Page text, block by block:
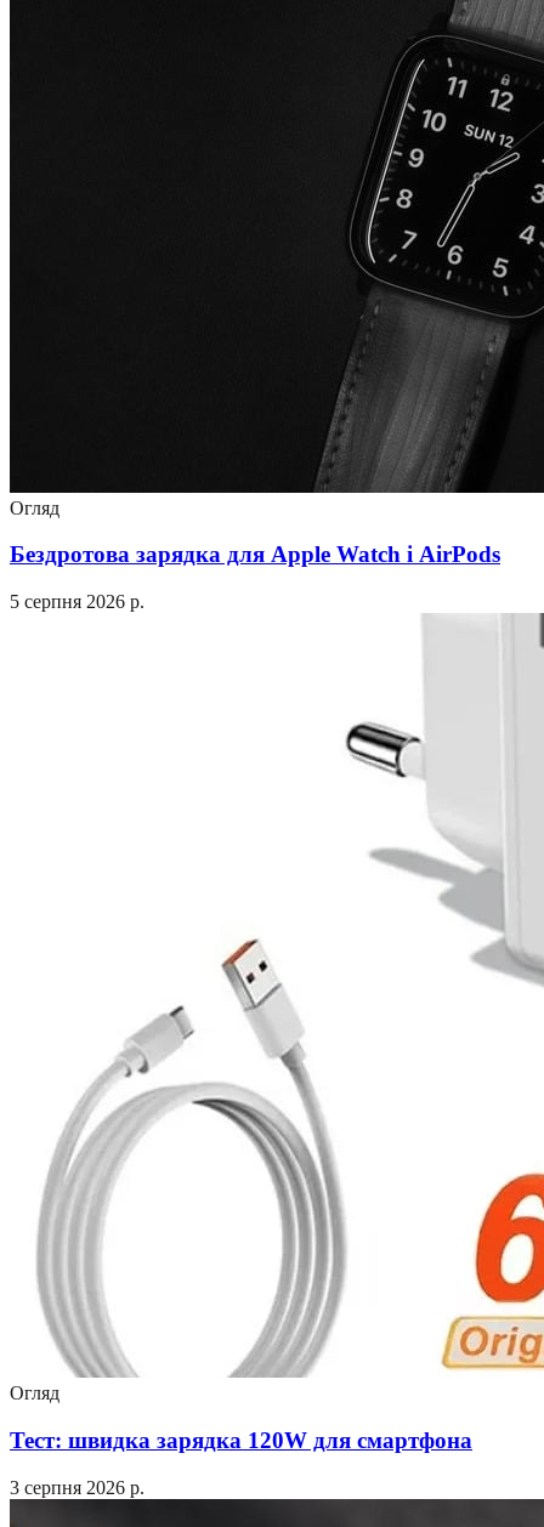
Огляд
Бездротова зарядка для Apple Watch і AirPods
5 серпня 2026 р.
Огляд
Тест: швидка зарядка 120W для смартфона
3 серпня 2026 р.